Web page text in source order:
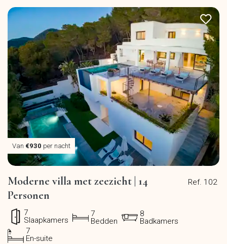
Van €930 per nacht
Ref. 102
Moderne villa met zeezicht | 14
Personen
7
Slaapkamers
7
Bedden
8
Badkamers
7
En-suite